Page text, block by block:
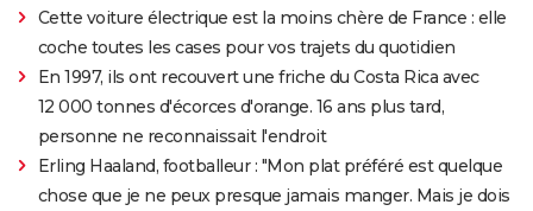
Cette voiture électrique est la moins chère de France : elle
coche toutes les cases pour vos trajets du quotidien
En 1997, ils ont recouvert une friche du Costa Rica avec
12 000 tonnes d'écorces d'orange. 16 ans plus tard,
personne ne reconnaissait l'endroit
Erling Haaland, footballeur : "Mon plat préféré est quelque
chose que je ne peux presque jamais manger. Mais je dois